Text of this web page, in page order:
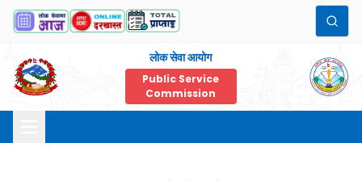
लोक सेवा आयोग
Public Service
Commission